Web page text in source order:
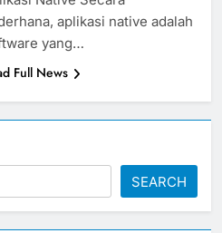
aplikasi native adalah
yang…
Full News
SEARCH